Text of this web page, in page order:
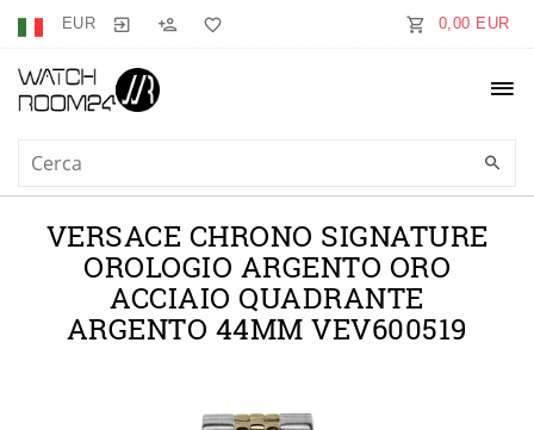
EUR 0,00 EUR
VERSACE CHRONO SIGNATURE
OROLOGIO ARGENTO ORO
ACCIAIO QUADRANTE
ARGENTO 44MM VEV600519